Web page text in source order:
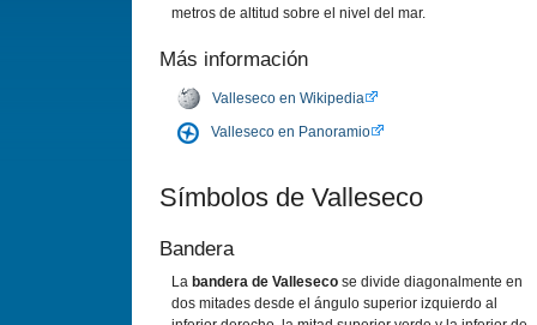
metros de altitud sobre el nivel del mar.
Más información
Valleseco en Wikipedia
Valleseco en Panoramio
Sí­mbolos de Valleseco
Bandera
La bandera de Valleseco se divide diagonalmente en
dos mitades desde el ángulo superior izquierdo al